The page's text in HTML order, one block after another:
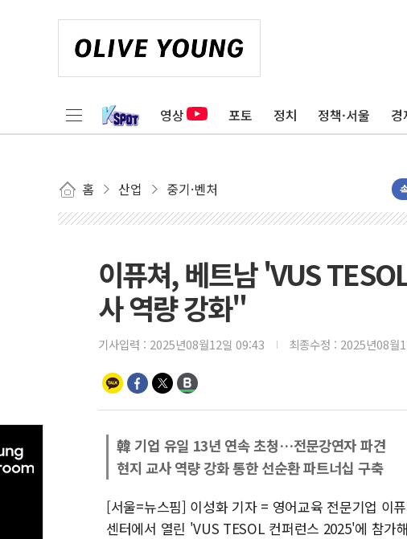
영상 포토 정치 정책·서울 경
홈 산업 중기·벤처
이퓨쳐, 베트남 'VUS
사 역량 강화"
기사입력 : 2025년08월12일 09:43 최종수정 : 2025년08월
韓 기업 유일 13년 연속 초청…전문강연자 파견
현지 교사 역량 강화 통한 선순환 파트너십 구축
[서울=뉴스핌] 이성화 기자 = 영어교육 전문기업 이
센터에서 열린 'VUS TESOL 컨퍼런스 2025'에 참가